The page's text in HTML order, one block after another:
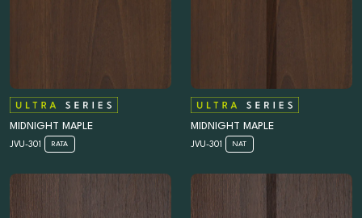
MIDNIGHT MAPLE
JVU-301 RATA
MIDNIGHT MAPLE
JVU-301 NAT